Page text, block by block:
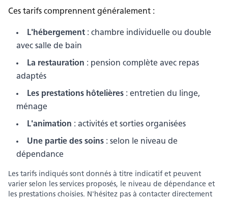
Ces tarifs comprennent généralement :
L'hébergement : chambre individuelle ou double
avec salle de bain
La restauration : pension complète avec repas
adaptés
Les prestations hôtelières : entretien du linge,
ménage
L'animation : activités et sorties organisées
Une partie des soins : selon le niveau de
dépendance
Les tarifs indiqués sont donnés à titre indicatif et peuvent
varier selon les services proposés, le niveau de dépendance et
les prestations choisies. N'hésitez pas à contacter directement